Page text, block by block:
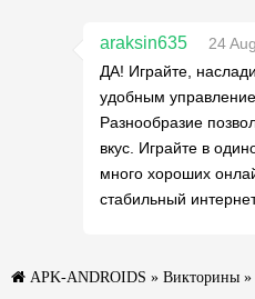
araksin635
24
ДА! Играйте,
удобным
Разнообразие
вкус. Играйте в
много хороших
стабильный
APK-ANDROIDS » Викторины